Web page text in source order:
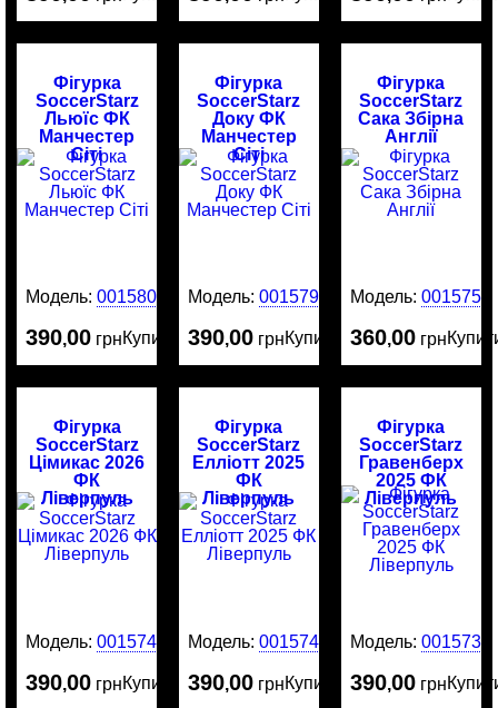
Фігурка
SoccerStarz
Льюїс ФК
Манчестер
Сіті
Модель:0015800
390,00 грнКупити
Фігурка
SoccerStarz
Доку ФК
Манчестер
Сіті
Модель:0015799
390,00 грнКупити
Фігурка
SoccerStarz
Сака Збірна
Англії
Модель: 0015751
360,00 грн
Фігурка
SoccerStarz
Цімикас 2026
ФК
Ліверпуль
Модель:0015741
390,00 грнКупити
Фігурка
SoccerStarz
Елліотт 2025
ФК
Ліверпуль
Модель:0015740
390,00 грнКупити
Фігурка
SoccerStarz
Гравенберх
2025 ФК
Ліверпуль
Модель: 0015735
390,00 грн